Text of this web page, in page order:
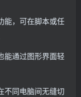
能，可在脚本或任
能通过图形界面轻
不同电脑间无缝切